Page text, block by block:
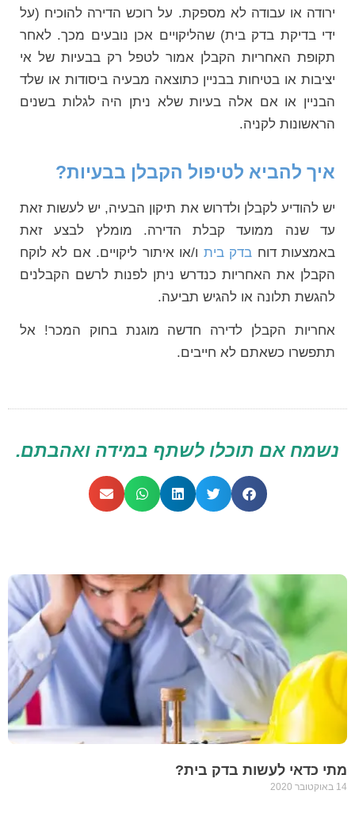
ירודה או עבודה לא מספקת. על רוכש הדירה להוכיח (על
ידי בדיקת בדק בית) שהליקויים אכן נובעים מכך. לאחר
תקופת האחריות הקבלן אמור לטפל רק בבעיות של אי
יציבות או בטיחות בבניין כתוצאה מבעיה ביסודות או שלד
הבניין או אם אלה בעיות שלא ניתן היה לגלות בשנים
הראשונות לקניה.
איך להביא לטיפול הקבלן בבעיות?
יש להודיע לקבלן ולדרוש את תיקון הבעיה, יש לעשות זאת
עד שנה ממועד קבלת הדירה. מומלץ לבצע זאת
באמצעות דוח בדק בית ו/או איתור ליקויים. אם לא לוקח
הקבלן את האחריות כנדרש ניתן לפנות לרשם הקבלנים
להגשת תלונה או להגיש תביעה.
אחריות הקבלן לדירה חדשה מוגנת בחוק המכר! אל
תתפשרו כשאתם לא חייבים.
נשמח אם תוכלו לשתף במידה ואהבתם.
מתי כדאי לעשות בדק בית?
14 באוקטובר 2020